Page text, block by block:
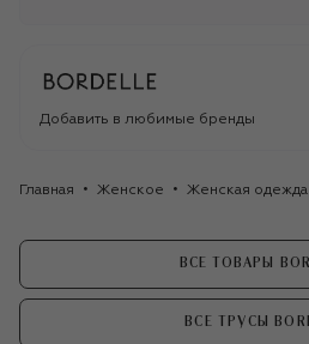
Добавить в любимые бренды
Главная Женское Женская одежда
ВСЕ ТОВАРЫ
ВСЕ ТРУСЫ